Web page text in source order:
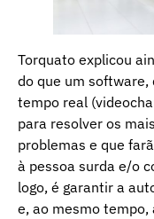
Torquato explicou
do que um software,
tempo real
para resolver os
problemas e que
à pessoa surda e/o
logo, é garantir a
e, ao mesmo